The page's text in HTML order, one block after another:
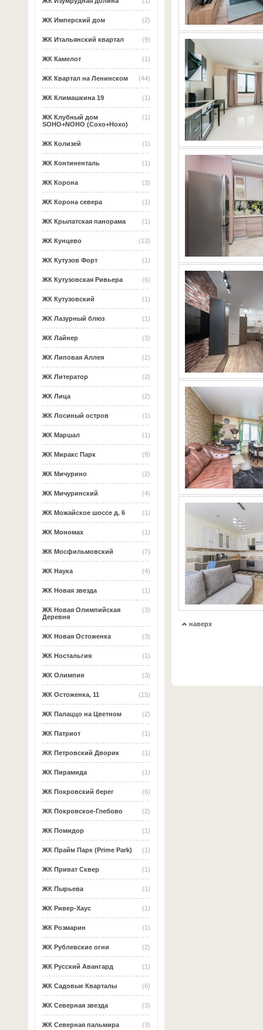
(2)
ЖК Имперский дом
(9)
ЖК Итальянский квартал
(1)
ЖК Камелот
(44)
ЖК Квартал на Ленинском
(1)
ЖК Климашкина 19
(1)
ЖК Клубный дом
SOHO+NOHO (Сохо+Нохо)
(1)
ЖК Колизей
(1)
ЖК Континенталь
(3)
ЖК Корона
(1)
ЖК Корона севера
(1)
ЖК Крылатская панорама
(13)
ЖК Кунцево
(1)
ЖК Кутузов Форт
(6)
ЖК Кутузовская Ривьера
(1)
ЖК Кутузовский
(1)
ЖК Лазурный блюз
(3)
ЖК Лайнер
(2)
ЖК Липовая Аллея
(2)
ЖК Литератор
(2)
ЖК Лица
(1)
ЖК Лосиный остров
(1)
ЖК Маршал
(9)
ЖК Миракс Парк
(2)
ЖК Мичурино
(4)
ЖК Мичуринский
(1)
ЖК Можайское шоссе д. 6
(1)
ЖК Мономах
(7)
ЖК Мосфильмовский
(4)
ЖК Наука
(1)
ЖК Новая звезда
(3)
ЖК Новая Олимпийская
Деревня
(3)
ЖК Новая Остоженка
(1)
ЖК Ностальгия
(3)
ЖК Олимпия
(15)
ЖК Остоженка, 11
(2)
ЖК Палаццо на Цветном
(1)
ЖК Патриот
(1)
ЖК Петровский Дворик
(1)
ЖК Пирамида
(6)
ЖК Покровский берег
(2)
ЖК Покровское-Глебово
(1)
ЖК Помидор
(1)
ЖК Прайм Парк (Prime Park)
(1)
ЖК Приват Сквер
(1)
ЖК Пырьева
(1)
ЖК Ривер-Хаус
(1)
ЖК Розмарин
(2)
ЖК Рублевские огни
(1)
ЖК Русский Авангард
(6)
ЖК Садовые Кварталы
(3)
ЖК Северная звезда
(3)
ЖК Северная пальмира
наверх